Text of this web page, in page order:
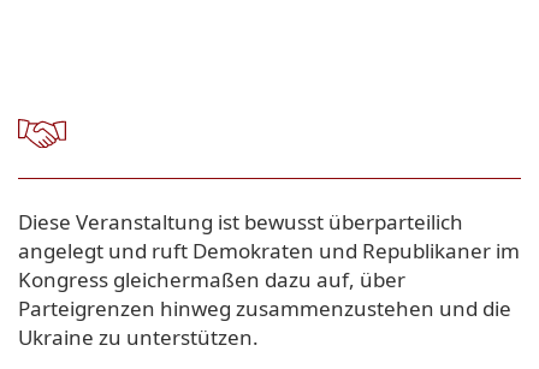
Diese Veranstaltung ist bewusst überparteilich
angelegt und ruft Demokraten und Republikaner im
Kongress gleichermaßen dazu auf, über
Parteigrenzen hinweg zusammenzustehen und die
Ukraine zu unterstützen.